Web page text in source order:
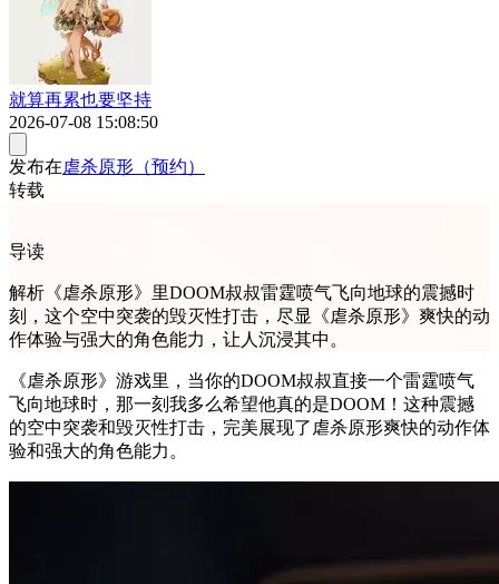
就算再累也要坚持
2026-07-08 15:08:50
发布在虐杀原形（预约）
转载
导读
解析《虐杀原形》里DOOM叔叔雷霆喷气飞向地球的震撼时
刻，这个空中突袭的毁灭性打击，尽显《虐杀原形》爽快的动
作体验与强大的角色能力，让人沉浸其中。
《虐杀原形》游戏里，当你的DOOM叔叔直接一个雷霆喷气
飞向地球时，那一刻我多么希望他真的是DOOM！这种震撼
的空中突袭和毁灭性打击，完美展现了虐杀原形爽快的动作体
验和强大的角色能力。